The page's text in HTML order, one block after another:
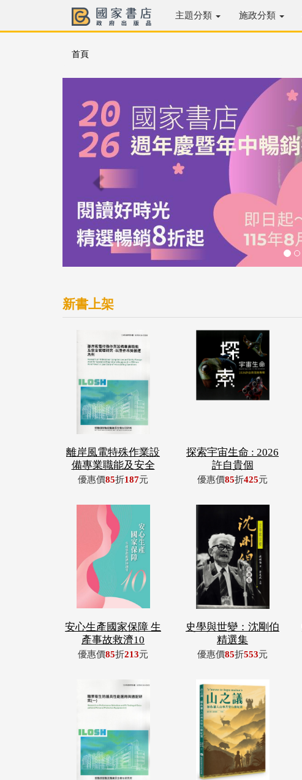
主題分類 施政分類
首頁
新書上架
離岸風電特殊作業設
備專業職能及安全
優惠價85折187元
探索宇宙生命 : 2026
許自貴個
優惠價85折425元
安心生產國家保障 生
產事故救濟10
優惠價85折213元
史學與世變：沈剛伯
精選集
優惠價85折553元